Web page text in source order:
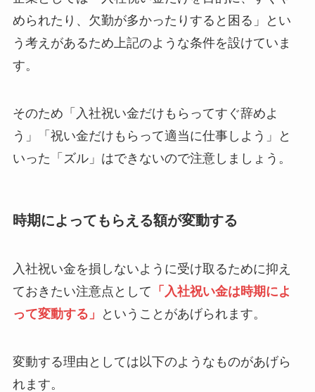
められたり、欠勤が多かったりすると困る」とい
う考えがあるため上記のような条件を設けていま
す。
そのため「入社祝い金だけもらってすぐ辞めよ
う」「祝い金だけもらって適当に仕事しよう」と
いった「ズル」はできないので注意しましょう。
時期によってもらえる額が変動する
入社祝い金を損しないように受け取るために抑え
ておきたい注意点として 「入社祝い金は時期によ
って変動する」
ということがあげられます。
変動する理由としては以下のようなものがあげら
れます。